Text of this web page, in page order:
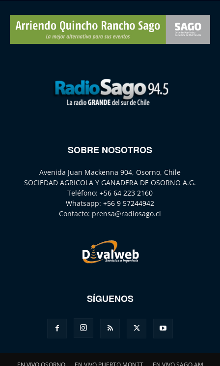
SOBRE NOSOTROS
Avenida Juan Mackenna 904, Osorno, Chile
SOCIEDAD AGRICOLA Y GANADERA DE OSORNO A.G.
Teléfono: +56 64 223 2160
Whatsapp: +56 9 57244942
Contacto: prensa@radiosago.cl
SÍGUENOS